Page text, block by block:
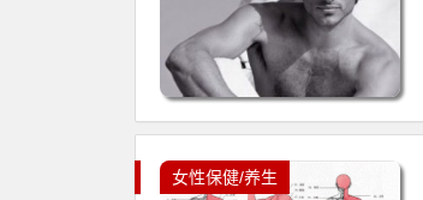
女性保健/养生